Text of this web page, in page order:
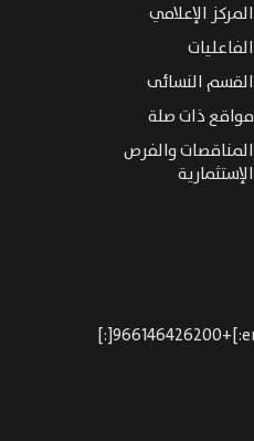
المركز الإعلامي
الفاعليات
القسم النسائى
مواقع ذات صلة
المناقصات والفرص
الإستثمارية